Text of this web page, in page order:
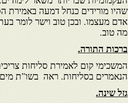
שהיו מורידים כנחל דמעה באמירת
אדם מעצמו. ובכן טוב וישר לומר
מה טוב.
ברכות התורה.
המשכימי קום לאמירת סליחות
הנאמרים בסליחות. ראה בשו"ת
גזל שינה.